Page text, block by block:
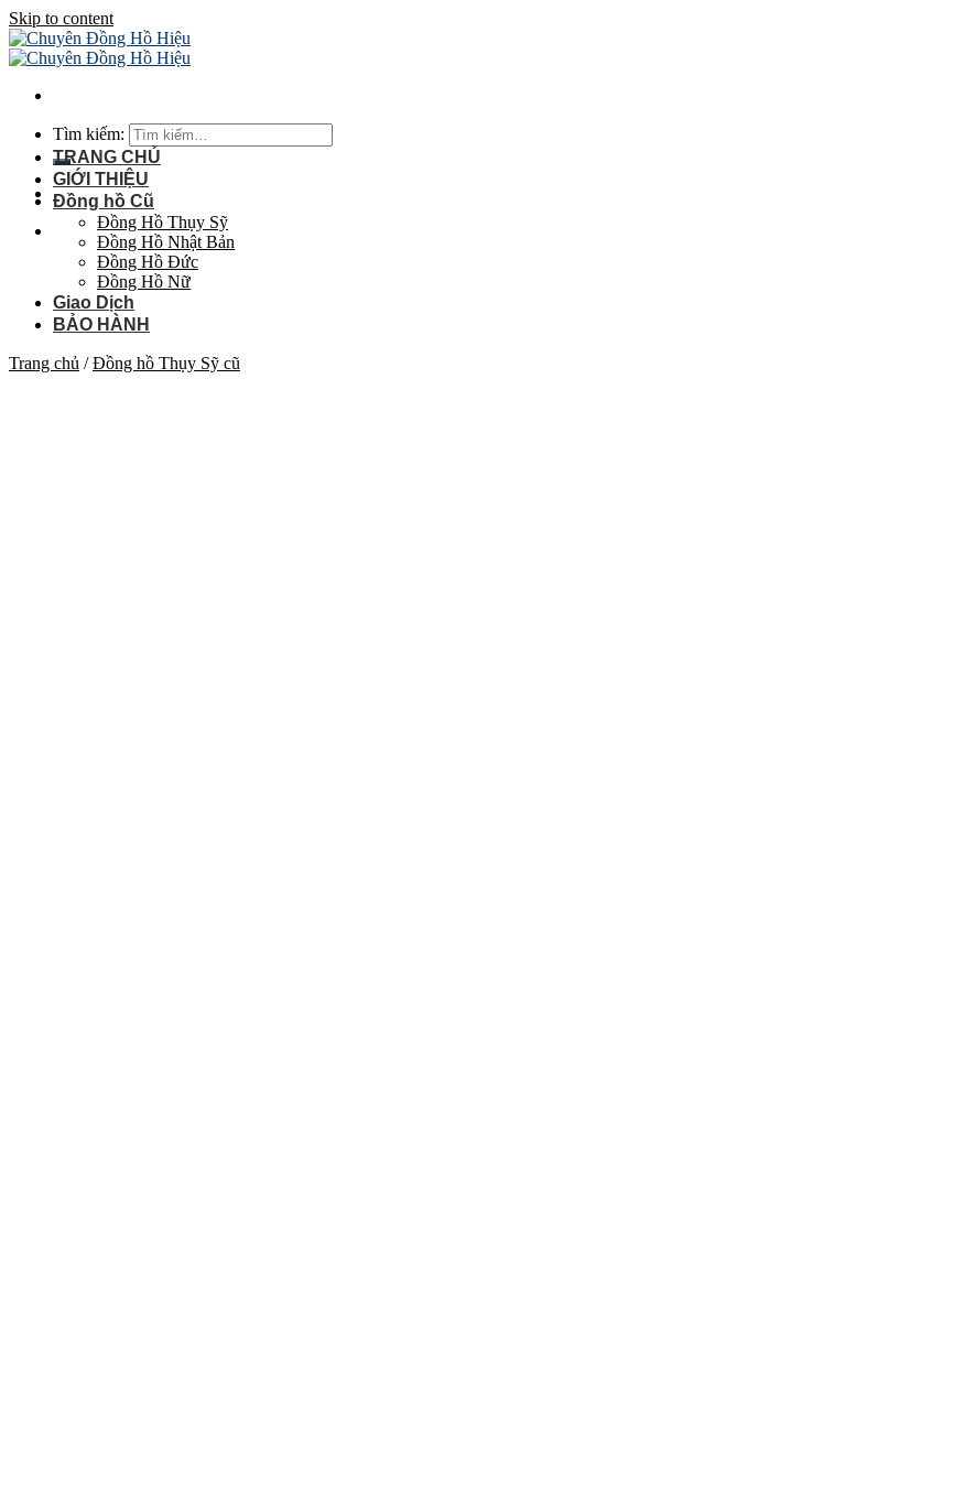
Skip to content
Tìm kiếm:
TRANG CHỦ
GIỚI THIỆU
Đồng hồ Cũ
Đồng Hồ Thụy Sỹ
Đồng Hồ Nhật Bản
Đồng Hồ Đức
Đồng Hồ Nữ
Giao Dịch
BẢO HÀNH
Trang chủ / Đồng hồ Thụy Sỹ cũ